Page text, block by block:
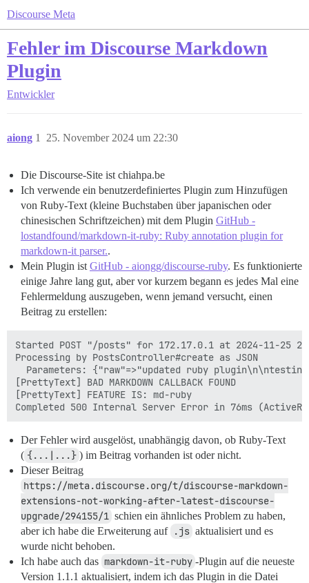
Discourse Meta
Fehler im Discourse Markdown
Plugin
Entwickler
aiong 25. November 2024 um 22:30
1
Die Discourse-Site ist chiahpa.be
Ich verwende ein benutzerdefiniertes Plugin zum Hinzufügen
von Ruby-Text (kleine Buchstaben über japanischen oder
chinesischen Schriftzeichen) mit dem Plugin GitHub -
lostandfound/markdown-it-ruby: Ruby annotation plugin for
markdown-it parser..
Mein Plugin ist GitHub - aiongg/discourse-ruby. Es funktionierte
einige Jahre lang gut, aber vor kurzem begann es jedes Mal eine
Fehlermeldung auszugeben, wenn jemand versucht, einen
Beitrag zu erstellen:
Started POST "/posts" for 172.17.0.1 at 2024-11-25
Processing by PostsController#create as JSON
Parameters: {"raw"=>"updated ruby
[PrettyText] BAD MARKDOWN CALLBACK FOUND
[PrettyText] FEATURE IS: md-ruby
Der Fehler wird ausgelöst, unabhängig davon, ob Ruby-Text
( {...|...} ) im Beitrag vorhanden ist oder nicht.
Dieser Beitrag
https://meta.discourse.org/t/discourse-markdown-
extensions-not-working-after-latest-discourse-
upgrade/294155/1 schien ein ähnliches Problem zu haben,
aber ich habe die Erweiterung auf .js aktualisiert und es
wurde nicht behoben.
Ich habe auch das markdown-it-ruby -Plugin auf die neueste
Version 1.1.1 aktualisiert, indem ich das Plugin in die Datei